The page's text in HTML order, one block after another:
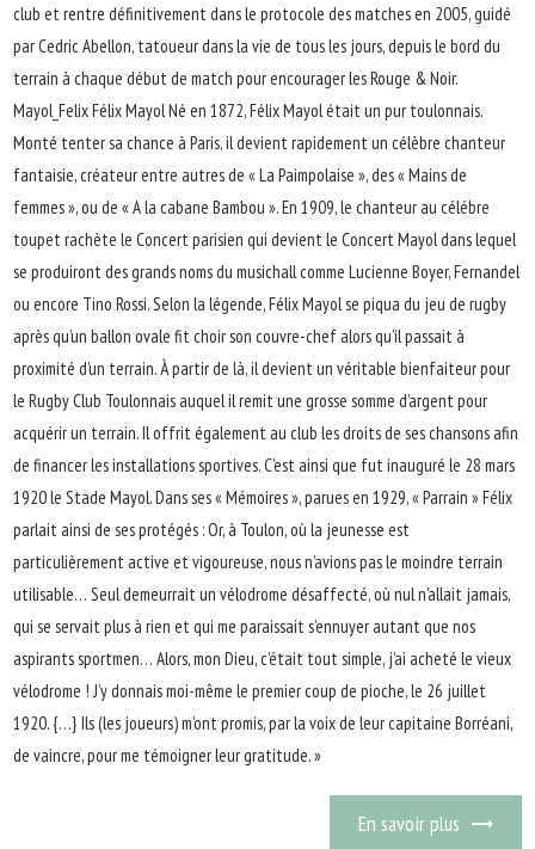
club et rentre définitivement dans le protocole des matches en 2005, guidé
par Cedric Abellon, tatoueur dans la vie de tous les jours, depuis le bord du
terrain à chaque début de match pour encourager les Rouge & Noir.
Mayol_Felix Félix Mayol Né en 1872, Félix Mayol était un pur toulonnais.
Monté tenter sa chance à Paris, il devient rapidement un célèbre chanteur
fantaisie, créateur entre autres de « La Paimpolaise », des « Mains de
femmes », ou de « A la cabane Bambou ». En 1909, le chanteur au célébre
toupet rachète le Concert parisien qui devient le Concert Mayol dans lequel
se produiront des grands noms du musichall comme Lucienne Boyer, Fernandel
ou encore Tino Rossi. Selon la légende, Félix Mayol se piqua du jeu de rugby
après qu’un ballon ovale fit choir son couvre-chef alors qu’il passait à
proximité d’un terrain. À partir de là, il devient un véritable bienfaiteur pour
le Rugby Club Toulonnais auquel il remit une grosse somme d’argent pour
acquérir un terrain. Il offrit également au club les droits de ses chansons afin
de financer les installations sportives. C’est ainsi que fut inauguré le 28 mars
1920 le Stade Mayol. Dans ses « Mémoires », parues en 1929, « Parrain » Félix
parlait ainsi de ses protégés : Or, à Toulon, où la jeunesse est
particulièrement active et vigoureuse, nous n’avions pas le moindre terrain
utilisable… Seul demeurrait un vélodrome désaffecté, où nul n’allait jamais,
qui se servait plus à rien et qui me paraissait s’ennuyer autant que nos
aspirants sportmen… Alors, mon Dieu, c’était tout simple, j’ai acheté le vieux
vélodrome ! J’y donnais moi-même le premier coup de pioche, le 26 juillet
1920. {…} Ils (les joueurs) m’ont promis, par la voix de leur capitaine Borréani,
de vaincre, pour me témoigner leur gratitude. »
En savoir plus